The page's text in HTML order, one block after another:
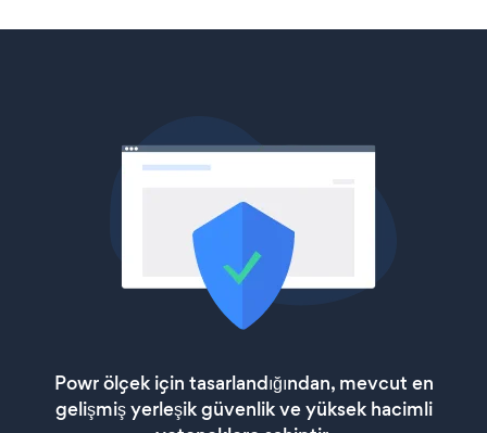
Powr ölçek için tasarlandığından, mevcut en
gelişmiş yerleşik güvenlik ve yüksek hacimli